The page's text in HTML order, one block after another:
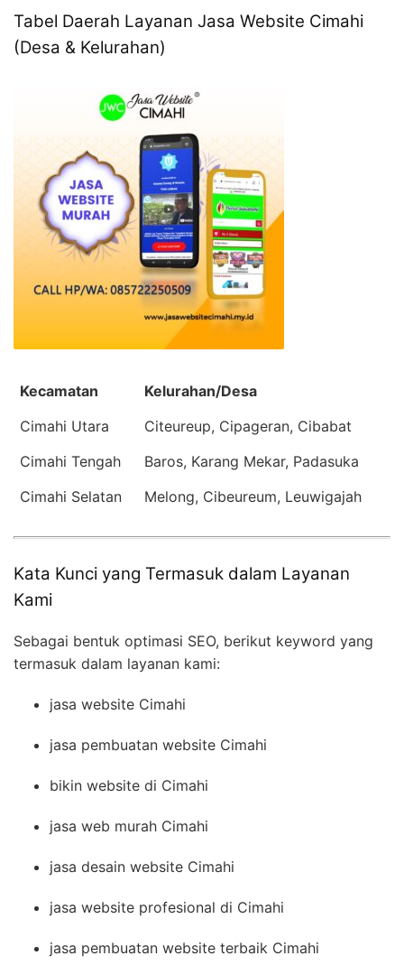
Tabel Daerah Layanan Jasa Website Cimahi
(Desa & Kelurahan)
Kecamatan
Kelurahan/Desa
Cimahi Utara
Citeureup, Cipageran, Cibabat
Cimahi Tengah
Baros, Karang Mekar, Padasuka
Cimahi Selatan
Melong, Cibeureum, Leuwigajah
Kata Kunci yang Termasuk dalam Layanan
Kami
Sebagai bentuk optimasi SEO, berikut keyword yang
termasuk dalam layanan kami:
jasa website Cimahi
jasa pembuatan website Cimahi
bikin website di Cimahi
jasa web murah Cimahi
jasa desain website Cimahi
jasa website profesional di Cimahi
jasa pembuatan website terbaik Cimahi